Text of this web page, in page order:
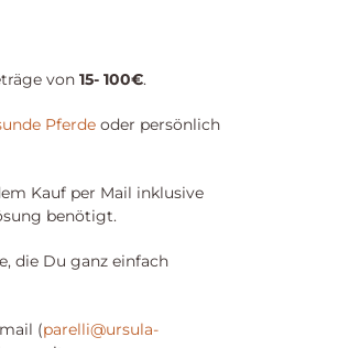
von 15- 100€.
Pferde oder persönlich
Kauf per Mail inklusive
benötigt.
die Du ganz einfach
(parelli@ursula-